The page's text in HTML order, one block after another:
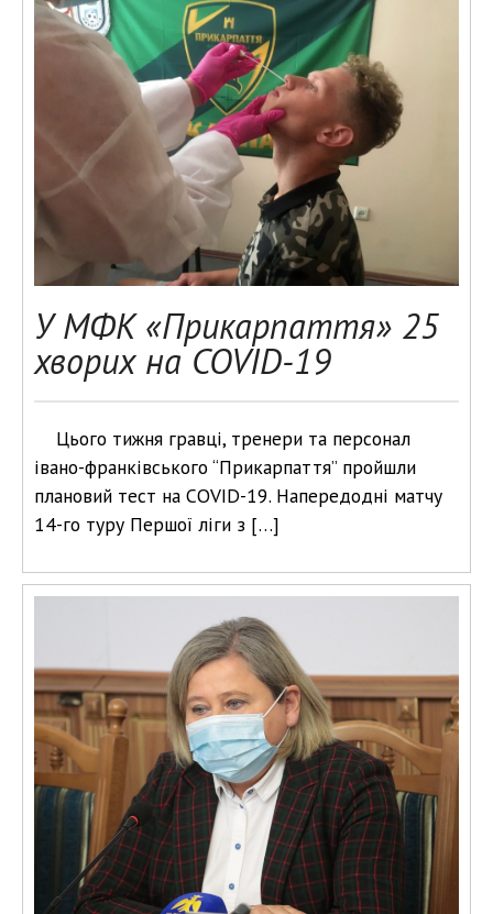
У МФК «Прикарпаття» 25
хворих на COVID-19
Цього тижня гравці, тренери та персонал
івано-франківського “Прикарпаття” пройшли
плановий тест на COVID-19. Напередодні матчу
14-го туру Першої ліги з […]